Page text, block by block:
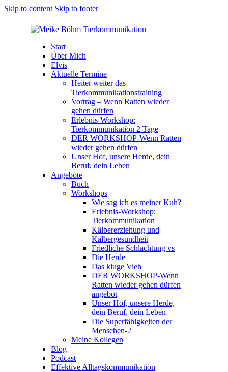
Skip to content Skip to footer
Start
Über Mich
Elvis
Aktuelle Termine
Heiter weiter das
Tierkommunikationstraining
Vortrag – Wenn Ratten wieder
gehen dürfen
Erlebnis-Workshop:
Tierkommunikation 2 Tage
DER WORKSHOP-Wenn Ratten
wieder gehen dürfen
Unser Hof, unsere Herde, dein
Beruf, dein Leben
Angebote
Buch
Workshops
Wie sag ich es meiner Kuh?
Erlebnis-Workshop:
Tierkommunikation
Kälbererziehung und
Kälbergesundheit
Friedliche Schlachtung vs
Die Herde
Das kluge Vieh
DER WORKSHOP-Wenn
Ratten wieder gehen dürfen
angebot
Unser Hof, unsere Herde,
dein Beruf, dein Leben
Die Superfähigkeiten der
Menschen-2
Meine Kollegen
Blog
Podcast
Effektive Alltagskommunikation